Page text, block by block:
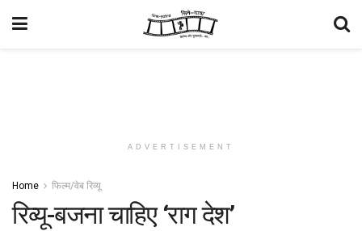
ADVERTISEMENT
Home फिल्म/वेब रिव्यू
रिव्यू-बजना चाहिए ‘राग देश’